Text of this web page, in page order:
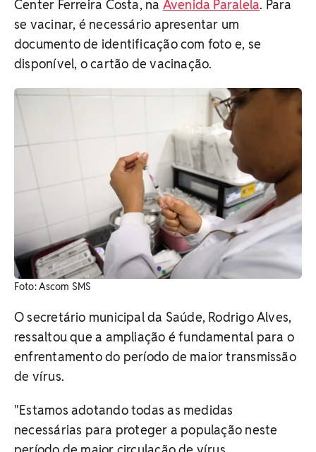
Center Ferreira Costa, na Avenida Paralela. Para
se vacinar, é necessário apresentar um
documento de identificação com foto e, se
disponível, o cartão de vacinação.
Foto: Ascom SMS
O secretário municipal da Saúde, Rodrigo Alves,
ressaltou que a ampliação é fundamental para o
enfrentamento do período de maior transmissão
de vírus.
"Estamos adotando todas as medidas
necessárias para proteger a população neste